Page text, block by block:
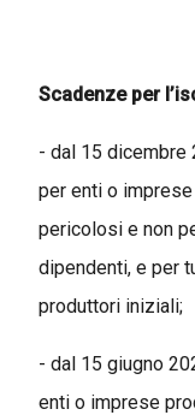
Scadenze per
- dal 15 dicembre
per enti o
pericolosi e non
dipendenti, e per
produttori iniziali;
- dal 15 giugno
enti o imprese